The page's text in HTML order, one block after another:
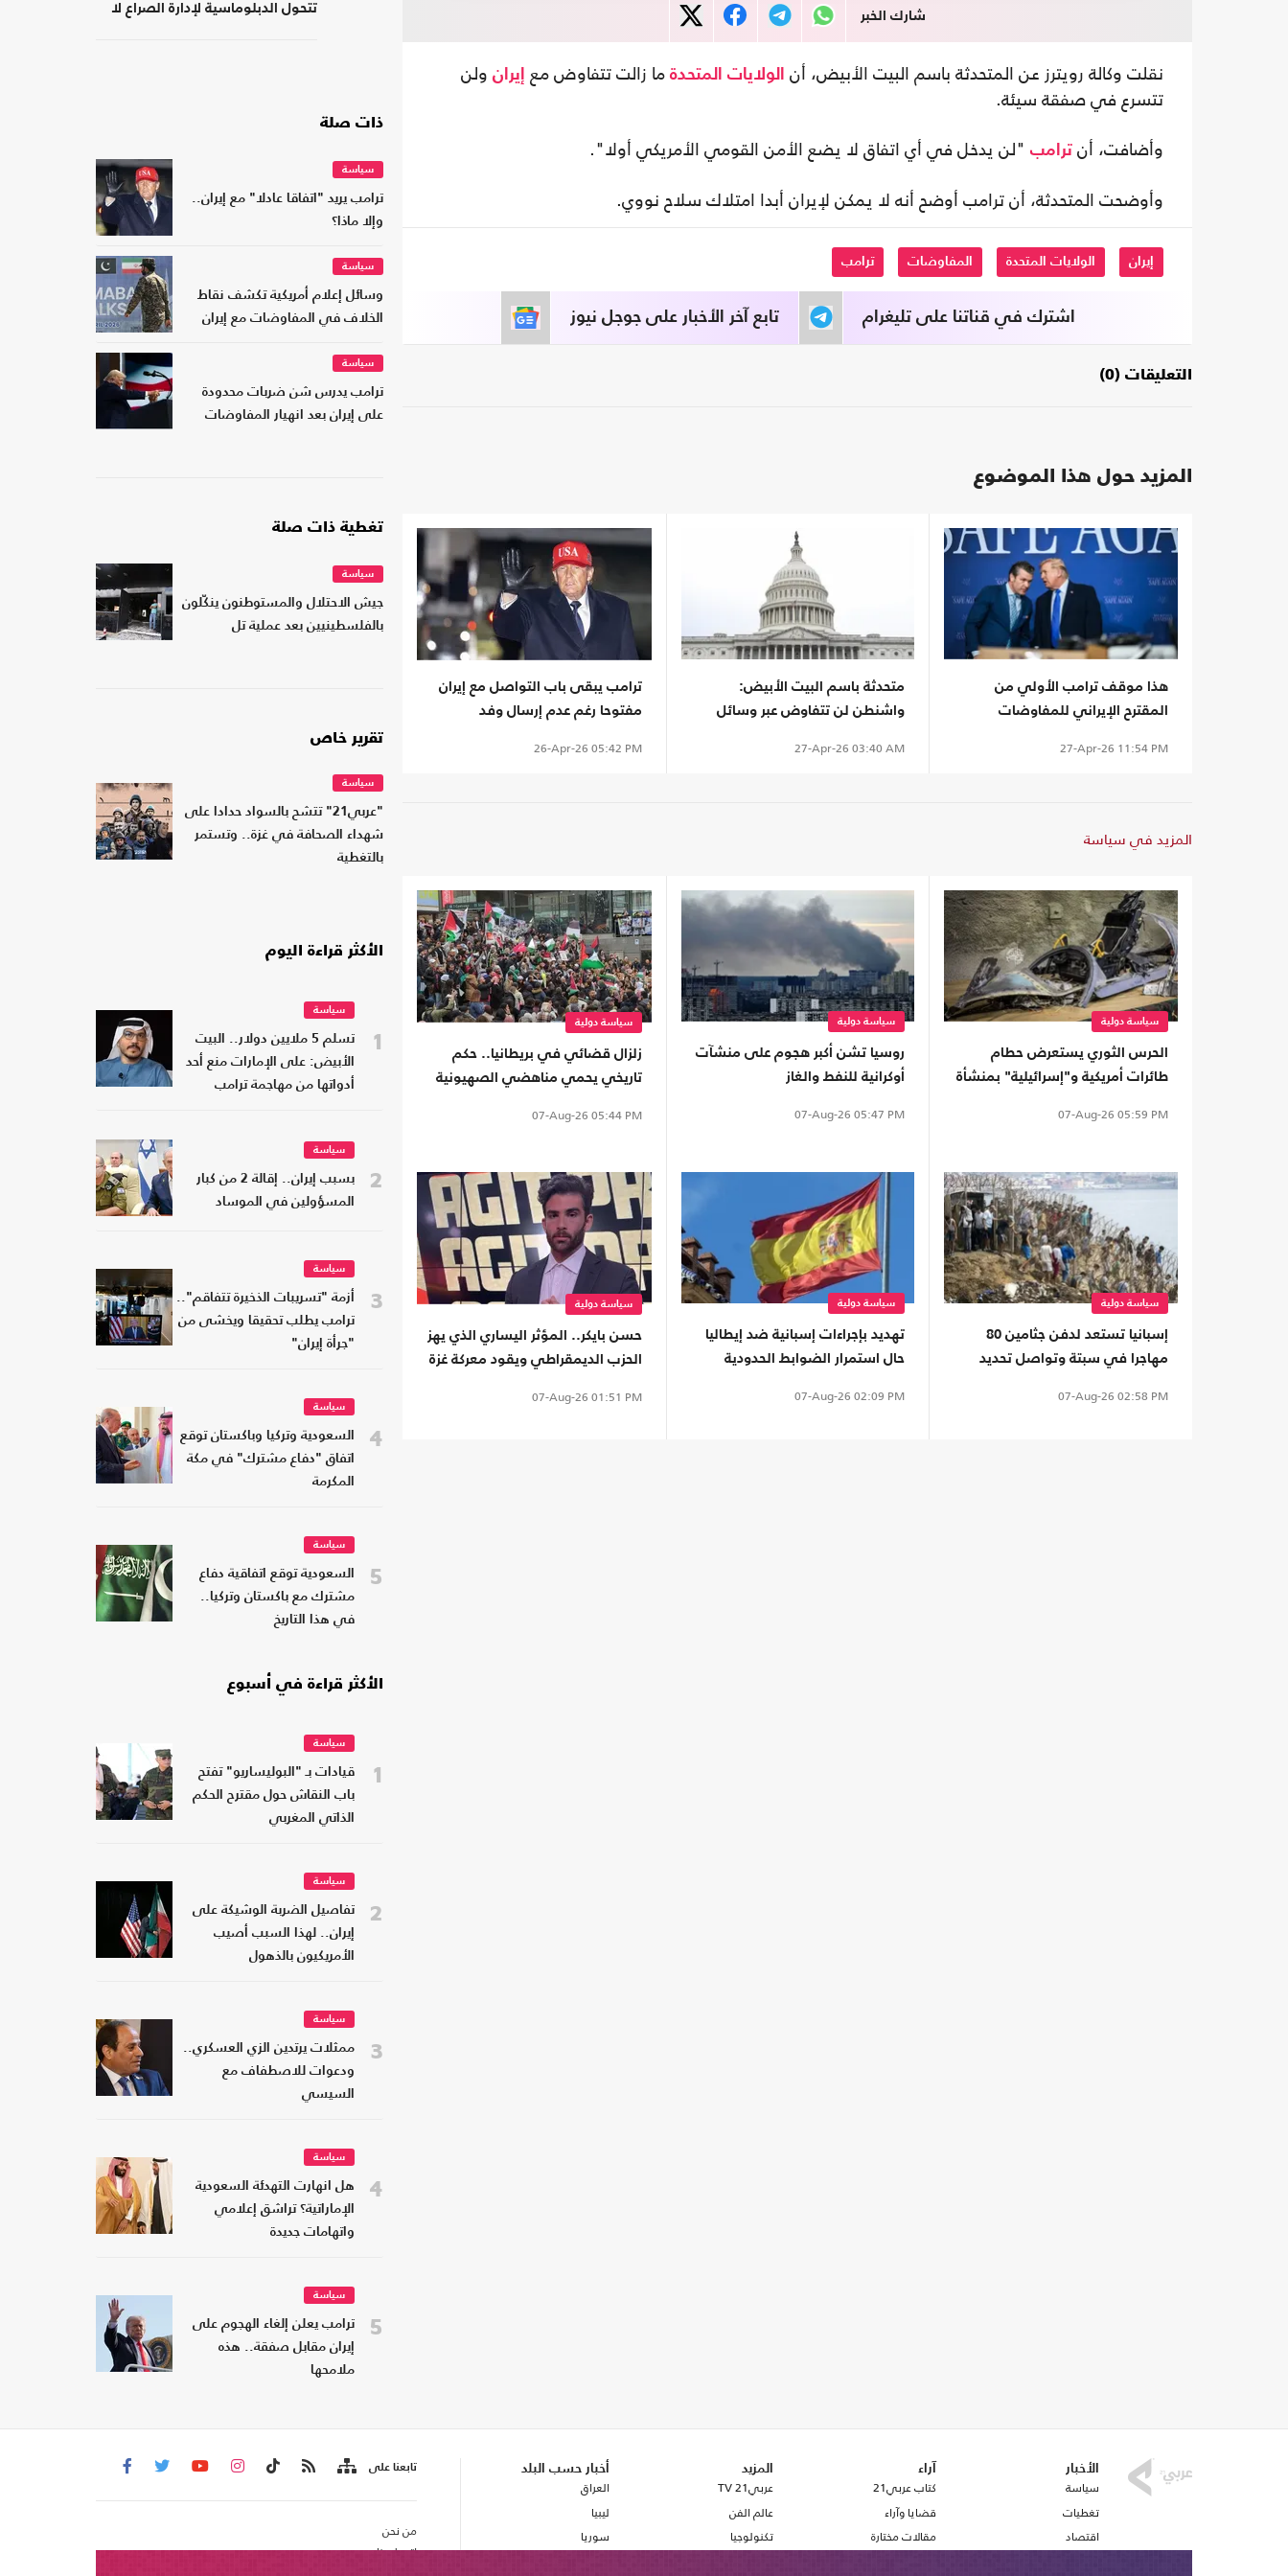
شارك الخبر
نقلت وكالة رويترز عن المتحدثة باسم البيت الأبيض، أن الولايات المتحدة ما زالت تتفاوض مع إيران ولن
تتسرع في صفقة سيئة.
وأضافت، أن ترامب "لن يدخل في أي اتفاق لا يضع الأمن القومي الأمريكي أولا".
وأوضحت المتحدثة، أن ترامب أوضح أنه لا يمكن لإيران أبدا امتلاك سلاح نووي.
إيران الولايات المتحدة المفاوضات ترامب
تابع آخر الأخبار على جوجل نيوز اشترك في قناتنا على تليغرام
التعليقات (0)
المزيد حول هذا الموضوع
هذا موقف ترامب الأولي من
المقترح الإيراني للمفاوضات
27-Apr-26 11:54 PM
متحدثة باسم البيت الأبيض:
واشنطن لن تتفاوض عبر وسائل
27-Apr-26 03:40 AM
ترامب يبقى باب التواصل مع إيران
مفتوحا رغم عدم إرسال وفد
26-Apr-26 05:42 PM
المزيد في سياسة
سياسة دولية
الحرس الثوري يستعرض حطام
طائرات أمريكية و"إسرائيلية" بمنشأة
07-Aug-26 05:59 PM
سياسة دولية
روسيا تشن أكبر هجوم على منشآت
أوكرانية للنفط والغاز
07-Aug-26 05:47 PM
سياسة دولية
زلزال قضائي في بريطانيا.. حكم
تاريخي يحمي مناهضي الصهيونية
07-Aug-26 05:44 PM
سياسة دولية
إسبانيا تستعد لدفن جثامين 80
مهاجرا في سبتة وتواصل تحديد
07-Aug-26 02:58 PM
سياسة دولية
تهديد بإجراءات إسبانية ضد إيطاليا
حال استمرار الضوابط الحدودية
07-Aug-26 02:09 PM
سياسة دولية
حسن بايكر.. المؤثر اليساري الذي يهز
الحزب الديمقراطي ويقود معركة غزة
07-Aug-26 01:51 PM
تتحول الدبلوماسية لإدارة الصراع لا
ذات صلة
سياسة
ترامب يريد "اتفاقا عادلا" مع إيران..
وإلا ماذا؟
سياسة
وسائل إعلام أمريكية تكشف نقاط
الخلاف في المفاوضات مع إيران
سياسة
ترامب يدرس شن ضربات محدودة
على إيران بعد انهيار المفاوضات
تغطية ذات صلة
سياسة
جيش الاحتلال والمستوطنون ينكّلون
بالفلسطينيين بعد عملية تل
تقرير خاص
سياسة
"عربي21" تتشح بالسواد حدادا على
شهداء الصحافة في غزة.. وتستمر
بالتغطية
الأكثر قراءة اليوم
1
سياسة
تسلم 5 ملايين دولار.. البيت
الأبيض: على الإمارات منع أحد
أدواتها من مهاجمة ترامب
2
سياسة
بسبب إيران.. إقالة 2 من كبار
المسؤولين في الموساد
3
سياسة
أزمة "تسريبات الذخيرة تتفاقم"..
ترامب يطلب تحقيقا ويخشى من
"جرأة إيران"
4
سياسة
السعودية وتركيا وباكستان توقع
اتفاق "دفاع مشترك" في مكة
المكرمة
5
سياسة
السعودية توقع اتفاقية دفاع
مشترك مع باكستان وتركيا..
في هذا التاريخ
الأكثر قراءة في أسبوع
1
سياسة
قيادات بـ "البوليساريو" تفتح
باب النقاش حول مقترح الحكم
الذاتي المغربي
2
سياسة
تفاصيل الضربة الوشيكة على
إيران.. لهذا السبب أصيب
الأمريكيون بالذهول
3
سياسة
ممثلات يرتدين الزي العسكري..
ودعوات للاصطفاف مع
السيسي
4
سياسة
هل انهارت التهدئة السعودية
الإماراتية؟ تراشق إعلامي
واتهامات جديدة
5
سياسة
ترامب يعلن إلغاء الهجوم على
إيران مقابل صفقة.. هذه
ملامحها
الأخبار
سياسة
تغطيات
اقتصاد
آراء
كتاب عربي21
قضايا وآراء
مقالات مختارة
المزيد
عربي21 TV
عالم الفن
تكنولوجيا
أخبار حسب البلد
العراق
ليبيا
سوريا
تابعنا على
من نحن
اتصل بنا